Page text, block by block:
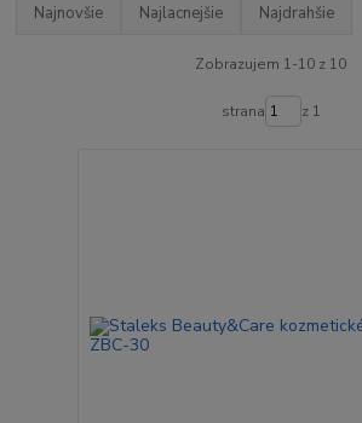
Najnovšie Najlacnejšie Najdrahšie
Zobrazujem 1-10 z 10
strana z 1